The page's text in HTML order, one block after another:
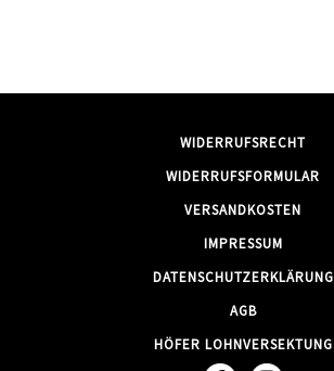
WIDERRUFSRECHT
WIDERRUFSFORMULAR
VERSANDKOSTEN
IMPRESSUM
DATENSCHUTZERKLÄRUNG
AGB
HÖFER LOHNVERSEKTUNG